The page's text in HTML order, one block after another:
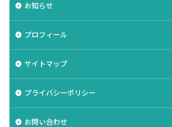
お知らせ
プロフィール
サイトマップ
プライバシーポリシー
お問い合わせ